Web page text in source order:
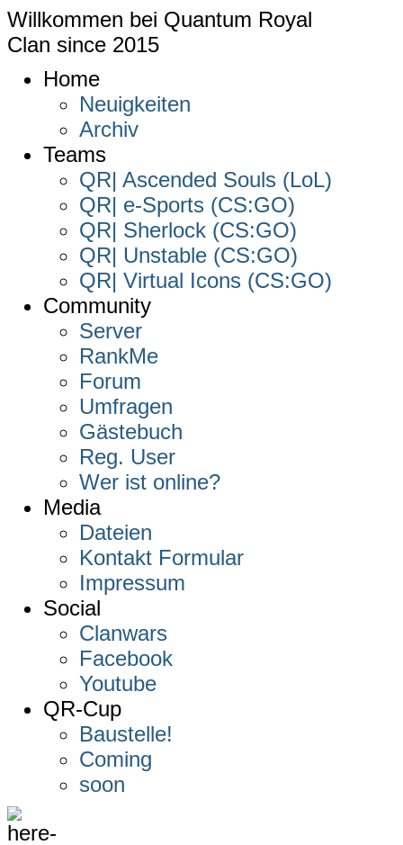
Willkommen bei Quantum Royal
Clan since 2015
Home
Neuigkeiten
Archiv
Teams
QR| Ascended Souls (LoL)
QR| e-Sports (CS:GO)
QR| Sherlock (CS:GO)
QR| Unstable (CS:GO)
QR| Virtual Icons (CS:GO)
Community
Server
RankMe
Forum
Umfragen
Gästebuch
Reg. User
Wer ist online?
Media
Dateien
Kontakt Formular
Impressum
Social
Clanwars
Facebook
Youtube
QR-Cup
Baustelle!
Coming
soon